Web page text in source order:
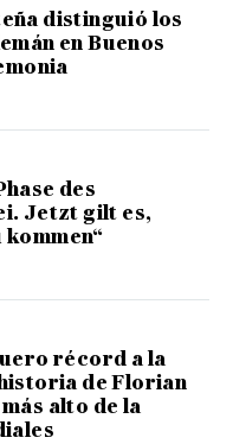
distinguió los
en Buenos
des
Jetzt gilt es,
récord a la
de Florian
alto de la